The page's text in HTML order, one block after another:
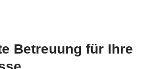
Betreuung für Ihre